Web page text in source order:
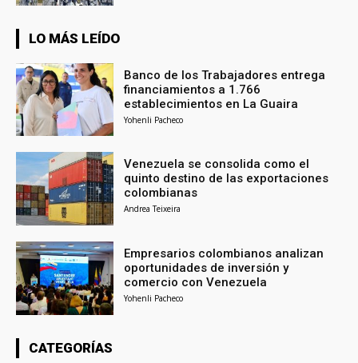
LO MÁS LEÍDO
Banco de los Trabajadores entrega
financiamientos a 1.766
establecimientos en La Guaira
Yohenli Pacheco
Venezuela se consolida como el
quinto destino de las exportaciones
colombianas
Andrea Teixeira
Empresarios colombianos analizan
oportunidades de inversión y
comercio con Venezuela
Yohenli Pacheco
CATEGORÍAS